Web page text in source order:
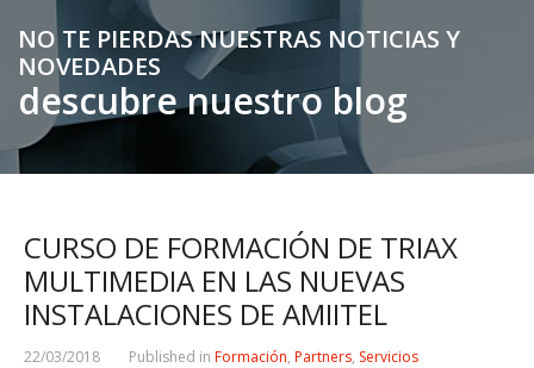
NO TE PIERDAS NUESTRAS NOTICIAS Y
NOVEDADES
descubre nuestro blog
CURSO DE FORMACIÓN DE TRIAX
MULTIMEDIA EN LAS NUEVAS
INSTALACIONES DE AMIITEL
22/03/2018 Published in Formación, Partners, Servicios